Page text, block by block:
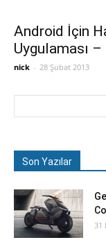
Android İçin
Uygulaması
nick - 28 Şubat 2013
Son Yazılar
31